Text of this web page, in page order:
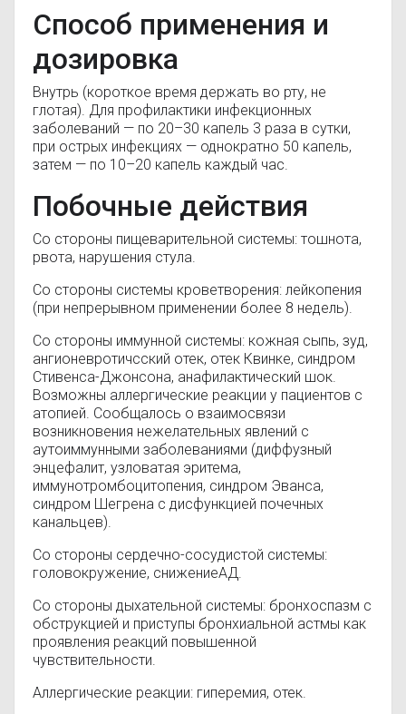
Способ применения и
дозировка
Внутрь (короткое время держать во рту, не
глотая). Для профилактики инфекционных
заболеваний — по 20–30 капель 3 раза в сутки,
при острых инфекциях — однократно 50 капель,
затем — по 10–20 капель каждый час.
Побочные действия
Со стороны пищеварительной системы: тошнота,
рвота, нарушения стула.
Со стороны системы кроветворения: лейкопения
(при непрерывном применении более 8 недель).
Со стороны иммунной системы: кожная сыпь, зуд,
ангионевротичсский отек, отек Квинке, синдром
Стивенса-Джонсона, анафилактический шок.
Возможны аллергические реакции у пациентов с
атопией. Сообщалось о взаимосвязи
возникновения нежелательных явлений с
аутоиммунными заболеваниями (диффузный
энцефалит, узловатая эритема,
иммунотромбоцитопения, синдром Эванса,
синдром Шегрена с дисфункцией почечных
канальцев).
Со стороны сердечно-сосудистой системы:
головокружение, снижениеАД.
Со стороны дыхательной системы: бронхоспазм с
обструкцией и приступы бронхиальной астмы как
проявления реакций повышенной
чувствительности.
Аллергические реакции: гиперемия, отек.